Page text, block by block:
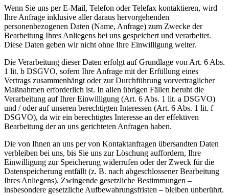
Wenn Sie uns per E-Mail, Telefon oder Telefax kontaktieren, wird
Ihre Anfrage inklusive aller daraus hervorgehenden
personenbezogenen Daten (Name, Anfrage) zum Zwecke der
Bearbeitung Ihres Anliegens bei uns gespeichert und verarbeitet.
Diese Daten geben wir nicht ohne Ihre Einwilligung weiter.
Die Verarbeitung dieser Daten erfolgt auf Grundlage von Art. 6 Abs.
1 lit. b DSGVO, sofern Ihre Anfrage mit der Erfüllung eines
Vertrags zusammenhängt oder zur Durchführung vorvertraglicher
Maßnahmen erforderlich ist. In allen übrigen Fällen beruht die
Verarbeitung auf Ihrer Einwilligung (Art. 6 Abs. 1 lit. a DSGVO)
und / oder auf unseren berechtigten Interessen (Art. 6 Abs. 1 lit. f
DSGVO), da wir ein berechtigtes Interesse an der effektiven
Bearbeitung der an uns gerichteten Anfragen haben.
Die von Ihnen an uns per von Kontaktanfragen übersandten Daten
verbleiben bei uns, bis Sie uns zur Löschung auffordern, Ihre
Einwilligung zur Speicherung widerrufen oder der Zweck für die
Datenspeicherung entfällt (z. B. nach abgeschlossener Bearbeitung
Ihres Anliegens). Zwingende gesetzliche Bestimmungen –
insbesondere gesetzliche Aufbewahrungsfristen – bleiben unberührt.